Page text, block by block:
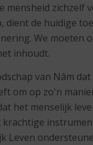
mensheid zichzelf
de huidige
We moeten
inhoudt.
van Nâm
om op zo'n
het menselijk
krachtige
Leven